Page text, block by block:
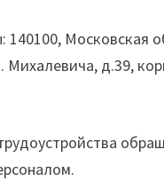
140100, Московская
Михалевича, д.39,